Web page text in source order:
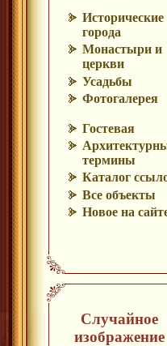
Исторические
города
Монастыри и
церкви
Усадьбы
Фотогалерея
Гостевая
термины
Каталог
Все объекты
Новое на
Случайное
изображение